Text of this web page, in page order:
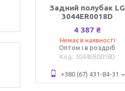
Задний полубак LG
3044ER0018D
4 387 ₴
Немає в наявності
Оптом і в роздріб
3044ER0018D
+380 (67) 431-84-31